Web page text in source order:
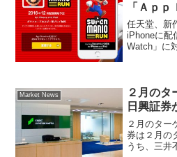
「Ａｐ
応
任天堂、新
iPhoneに配
Watch」に
プルのス
Market News
２月のタ
日興証券
２月のター
券は２月の
うち、三井